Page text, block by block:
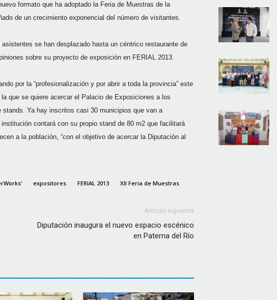
formato que ha adoptado la Feria de Muestras de la
de un crecimiento exponencial del número de visitantes.
se han desplazado hasta un céntrico restaurante de
sobre su proyecto de exposición en FERIAL 2013.
por la “profesionalización y por abrir a toda la provincia” este
que se quiere acercar el Palacio de Exposiciones a los
Ya hay inscritos casi 30 municipios que van a
contará con su propio stand de 80 m2 que facilitará
a la población, “con el objetivo de acercar la Diputación al
expositores FERIAL 2013 XII Feria de Muestras
Artículo siguiente
Diputación inaugura el nuevo espacio escénico
en Paterna del Río